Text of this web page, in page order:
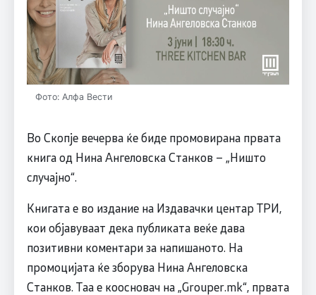
Фото: Алфа Вести
Во Скопје вечерва ќе биде промовирана првата
книга од Нина Ангеловска Станков – „Ништо
случајно“.
Книгата е во издание на Издавачки центар ТРИ,
кои објавуваат дека публиката веќе дава
позитивни коментари за напишаното. На
промоцијата ќе зборува Нина Ангеловска
Станков. Таа е коосновач на „Grouper.mk“, првата